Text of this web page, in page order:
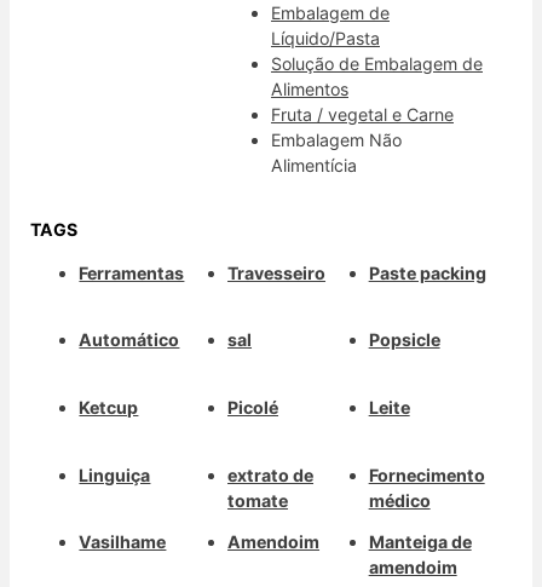
Embalagem de
Líquido/Pasta
Solução de Embalagem de
Alimentos
Fruta / vegetal e Carne
Embalagem Não
Alimentícia
TAGS
Ferramentas
Automático
Ketcup
Linguiça
Vasilhame
Travesseiro
sal
Picolé
extrato de
tomate
Amendoim
Paste packing
Popsicle
Leite
Fornecimento
médico
Manteiga de
amendoim